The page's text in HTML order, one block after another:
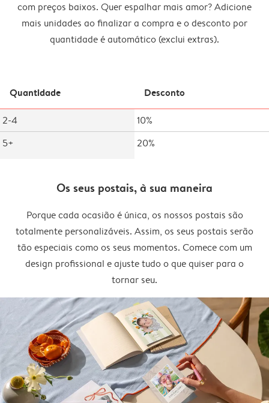
com preços baixos. Quer espalhar mais amor? Adicione
mais unidades ao finalizar a compra e o desconto por
quantidade é automático (exclui extras).
Quantidade Desconto
2-4
10%
5+
20%
Os seus postais, à sua maneira
Porque cada ocasião é única, os nossos postais são
totalmente personalizáveis. Assim, os seus postais serão
tão especiais como os seus momentos. Comece com um
design profissional e ajuste tudo o que quiser para o
tornar seu.